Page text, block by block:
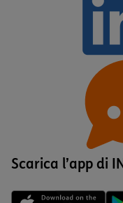
Scarica l’app di